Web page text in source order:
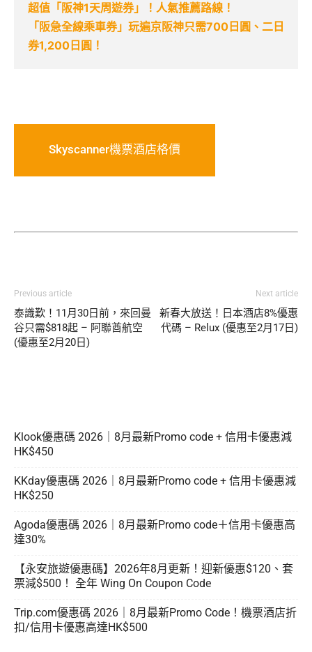
超值「阪神1天周遊券」！人氣推薦路線！
「阪急全線乘車券」玩遍京阪神只需700日圓、二日
券1,200日圓！
Skyscanner機票酒店格價
Previous article
泰識歎！11月30日前，來回曼
谷只需$818起 – 阿聯酋航空
(優惠至2月20日)
Next article
新春大放送！日本酒店8%優惠
代碼 – Relux (優惠至2月17日)
Klook優惠碼 2026｜8月最新Promo code + 信用卡優惠減
HK$450
KKday優惠碼 2026｜8月最新Promo code + 信用卡優惠減
HK$250
Agoda優惠碼 2026｜8月最新Promo code＋信用卡優惠高
達30%
【永安旅遊優惠碼】2026年8月更新！迎新優惠$120、套
票減$500！ 全年 Wing On Coupon Code
Trip.com優惠碼 2026｜8月最新Promo Code！機票酒店折
扣/信用卡優惠高達HK$500